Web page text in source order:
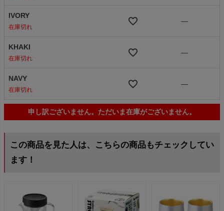
IVORY
在庫切れ
—
KHAKI
在庫切れ
—
NAVY
在庫切れ
—
申し訳ございません。ただいま在庫がございません。
この商品を見た人は、こちらの商品もチェックしてい
ます！